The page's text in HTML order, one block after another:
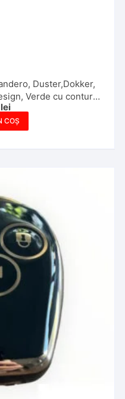
Duster,Dokker,
Verde cu contur
lei
COȘ